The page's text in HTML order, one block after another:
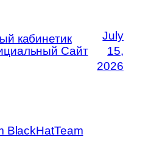
кабинетик
Сайт
July
15,
2026